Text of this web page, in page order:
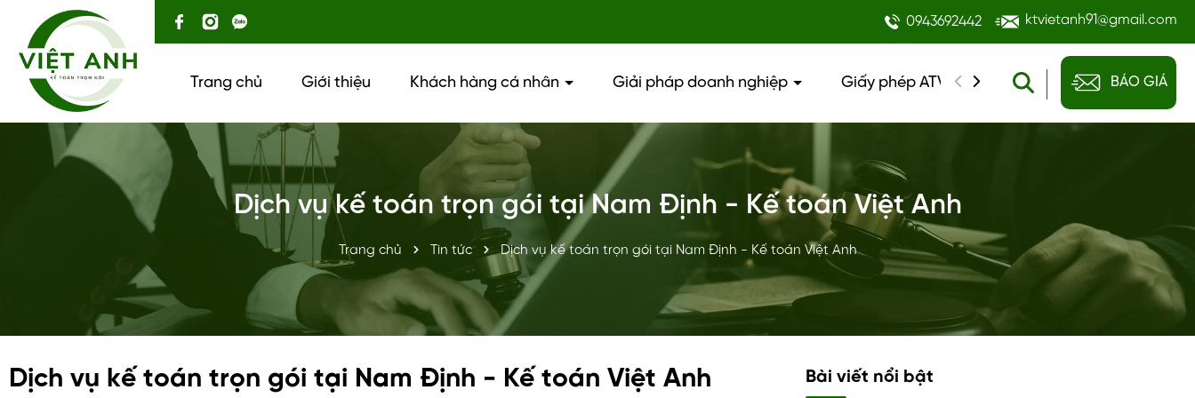
0943692442 ktvietanh91@gmail.com
Trang chủ Giới thiệu Khách hàng cá nhân Giải pháp doanh nghiệp Giấy phép ATVSTP Đào tạo kế toánBÁO GIÁ
Dịch vụ kế toán trọn gói tại Nam Định - Kế toán Việt Anh
Trang chủ Tin tức Dịch vụ kế toán trọn gói tại Nam Định - Kế toán Việt Anh
Dịch vụ kế toán trọn gói tại Nam Định - Kế toán Việt Anh Bài viết nổi bật